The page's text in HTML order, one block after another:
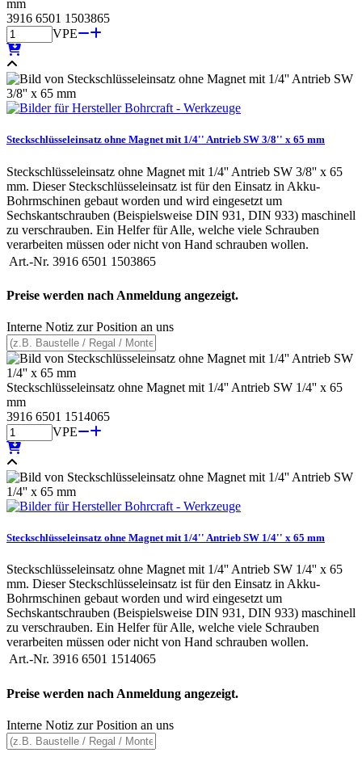
mm
3916 6501 1503865
VPE
Steckschlüsseleinsatz ohne Magnet mit 1/4'' Antrieb SW 3/8'' x 65 mm
Steckschlüsseleinsatz ohne Magnet mit 1/4'' Antrieb SW 3/8'' x 65
mm. Dieser Steckschlüsseleinsatz ist für den Einsatz in Akku-
Bohrmschinen gebaut worden und wird eingesetzt um
Sechskantschrauben (Beispielsweise DIN 931, DIN 933) maschinell
zu verschrauben. Ein Helfer für Alle, welche viele Schrauben
verarbeiten müssen oder nicht von Hand schrauben wollen.
Art.-Nr. 3916 6501 1503865
Preise werden nach Anmeldung angezeigt.
Interne Notiz zur Position an uns
Steckschlüsseleinsatz ohne Magnet mit 1/4'' Antrieb SW 1/4'' x 65
mm
3916 6501 1514065
VPE
Steckschlüsseleinsatz ohne Magnet mit 1/4'' Antrieb SW 1/4'' x 65 mm
Steckschlüsseleinsatz ohne Magnet mit 1/4'' Antrieb SW 1/4'' x 65
mm. Dieser Steckschlüsseleinsatz ist für den Einsatz in Akku-
Bohrmschinen gebaut worden und wird eingesetzt um
Sechskantschrauben (Beispielsweise DIN 931, DIN 933) maschinell
zu verschrauben. Ein Helfer für Alle, welche viele Schrauben
verarbeiten müssen oder nicht von Hand schrauben wollen.
Art.-Nr. 3916 6501 1514065
Preise werden nach Anmeldung angezeigt.
Interne Notiz zur Position an uns